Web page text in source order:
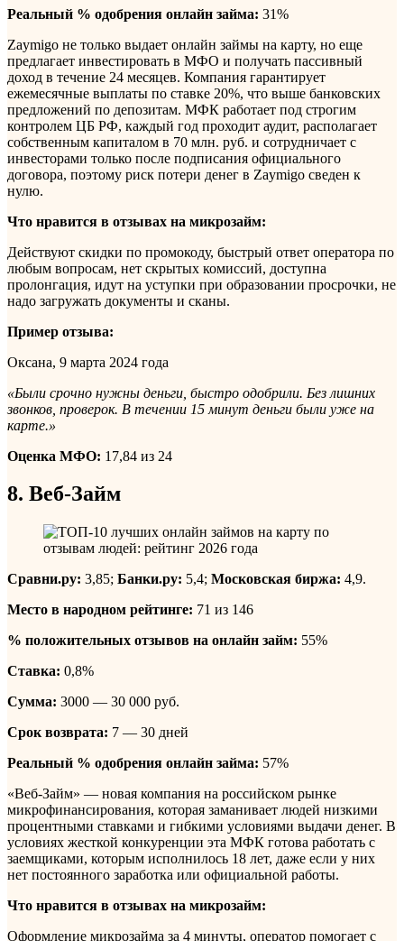
Реальный % одобрения онлайн займа: 31%
Zaymigo не только выдает онлайн займы на карту, но еще
предлагает инвестировать в МФО и получать пассивный
доход в течение 24 месяцев. Компания гарантирует
ежемесячные выплаты по ставке 20%, что выше банковских
предложений по депозитам. МФК работает под строгим
контролем ЦБ РФ, каждый год проходит аудит, располагает
собственным капиталом в 70 млн. руб. и сотрудничает с
инвесторами только после подписания официального
договора, поэтому риск потери денег в Zaymigo сведен к
нулю.
Что нравится в отзывах на микрозайм:
Действуют скидки по промокоду, быстрый ответ оператора по
любым вопросам, нет скрытых комиссий, доступна
пролонгация, идут на уступки при образовании просрочки, не
надо загружать документы и сканы.
Пример отзыва:
Оксана, 9 марта 2024 года
«Были срочно нужны деньги, быстро одобрили. Без лишних
звонков, проверок. В течении 15 минут деньги были уже на
карте.»
Оценка МФО: 17,84 из 24
8. Веб-Займ
Сравни.ру: 3,85; Банки.ру: 5,4; Московская биржа: 4,9.
Место в народном рейтинге: 71 из 146
% положительных отзывов на онлайн займ: 55%
Ставка: 0,8%
Сумма: 3000 — 30 000 руб.
Срок возврата: 7 — 30 дней
Реальный % одобрения онлайн займа: 57%
«Веб-Займ» — новая компания на российском рынке
микрофинансирования, которая заманивает людей низкими
процентными ставками и гибкими условиями выдачи денег. В
условиях жесткой конкуренции эта МФК готова работать с
заемщиками, которым исполнилось 18 лет, даже если у них
нет постоянного заработка или официальной работы.
Что нравится в отзывах на микрозайм:
Оформление микрозайма за 4 минуты, оператор помогает с